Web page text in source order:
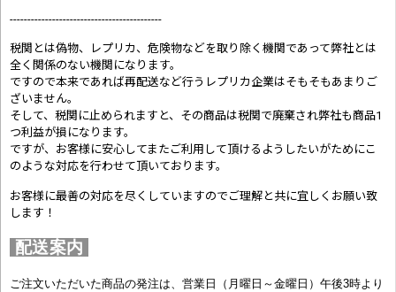
-------------------------------------------
税関とは偽物、レプリカ、危険物などを取り除く機関であって弊社とは
全く関係のない機関になります。
ですので本来であれば再配送など行うレプリカ企業はそもそもあまりご
ざいません。
そして、税関に止められますと、その商品は税関で廃棄され弊社も商品1
つ利益が損になります。
ですが、お客様に安心してまたご利用して頂けるようしたいがためにこ
のような対応を行わせて頂いております。
お客様に最善の対応を尽くしていますのでご理解と共に宜しくお願い致
します！
配送案内
ご注文いただいた商品の発注は、営業日（月曜日～金曜日）午後3時より